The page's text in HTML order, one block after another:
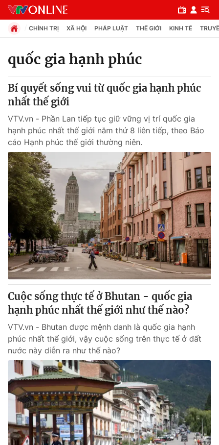
Chuyên mục
Chính trị
Xã hội
Pháp luật
Y tế
Thế giới
Tin tức
Thế giới đó đây
Câu chuyện quốc tế
Kinh tế
Tài chính
Thị trường
Góc doanh nghiệp
Dữ liệu và đời sống
Truyền hình
Phim VTV
Hậu trường
Nhân vật
Khán giả
Giải sao mai
Giải trí
Điện ảnh
Âm nhạc
Sao
Đời sống
Du lịch
Làm đẹp
Chất lượng cuộc sống
Giáo dục
Tuyển sinh
Học trực tuyến
Công nghệ
Hitech Công nghệ tương lai
Giao lưu trực tuyến
CHÍNH TRỊ XÃ HỘI PHÁP LUẬT THẾ GIỚI KINH TẾ
quốc gia hạnh phúc
Bí quyết sống vui từ quốc gia hạnh phúc
nhất thế giới
VTV.vn - Phần Lan tiếp tục giữ vững vị trí quốc gia
hạnh phúc nhất thế giới năm thứ 8 liên tiếp, theo Báo
cáo Hạnh phúc thế giới thường niên.
Cuộc sống thực tế ở Bhutan - quốc gia
hạnh phúc nhất thế giới như thế nào?
VTV.vn - Bhutan được mệnh danh là quốc gia hạnh
phúc nhất thế giới, vậy cuộc sống trên thực tế ở đất
nước này diễn ra như thế nào?